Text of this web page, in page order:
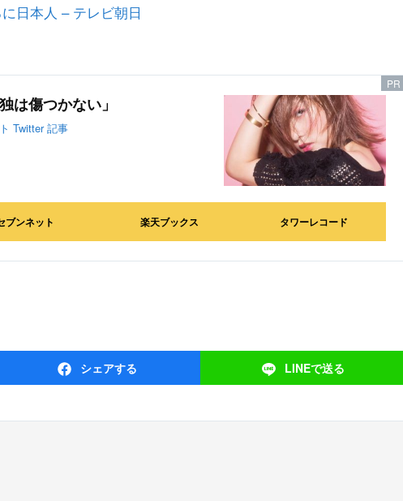
日本人 – テレビ朝日
は傷つかない」
Twitter 記事
ブンネット 楽天ブックス タワーレコード
シェアする LINEで送る